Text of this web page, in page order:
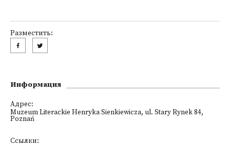
Разместить:
Информация
Адрес:
Muzeum Literackie Henryka Sienkiewicza, ul. Stary Rynek 84,
Poznań
Ссылки: